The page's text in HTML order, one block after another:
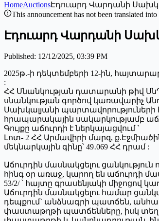
HomeAuctionsԷդուարդ Վարդանի
This announcement has not been translated
Էդուարդ Վարդանի
Published: 12/12/2025, 03:39 PM
2025թ.-ի դեկտեմբերի 12-ին,
:
ՀՀ Սնանկության դատարանի թիվ ՍնԴ /
սնանկության գործով կառավարիչ
Սախկալյանի
հրապարակային սակարկությամբ
Գույքը աճուրդի է ներկայացվում `
Լոտ- 2 ՀՀ Արմավիրի մարզ,
մեկնարկային գինը՝ 49․069 ՀՀ դրամ :
Աճուրդին մասնակցելու
հինգ օր առաջ, կարող են աճուրդի
53/2/ ՝ հայտը գրասենյակի միջոցով
Աճուրդին մասնակցելու համար
դեպքում` անձնագրի պատճեն,
փաստաթղթի պատճենները, իսկ